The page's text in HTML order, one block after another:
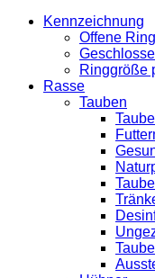
Kennzeichnung
Offene
Ringgröße
Rasse
Tauben